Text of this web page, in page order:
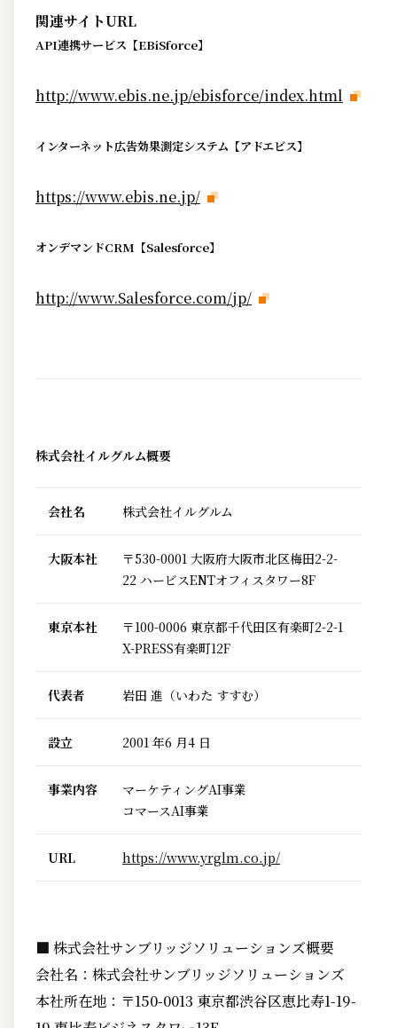
関連サイトURL
API連携サービス【EBiSforce】
http://www.ebis.ne.jp/ebisforce/index.html
インターネット広告効果測定システム【アドエビス】
https://www.ebis.ne.jp/
オンデマンドCRM【Salesforce】
http://www.Salesforce.com/jp/
株式会社イルグルム概要
会社名 株式会社イルグルム
大阪本社
〒530-0001 大阪府大阪市北区梅田2-2-
22 ハービスENTオフィスタワー8F
東京本社
〒100-0006 東京都千代田区有楽町2-2-1
X-PRESS有楽町12F
代表者 岩田 進（いわた すすむ）
設立 2001 年6 月4 日
事業内容
マーケティングAI事業
コマースAI事業
URL https://www.yrglm.co.jp/
■ 株式会社サンブリッジソリューションズ概要
会社名：株式会社サンブリッジソリューションズ
本社所在地：〒150-0013 東京都渋谷区恵比寿1-19-